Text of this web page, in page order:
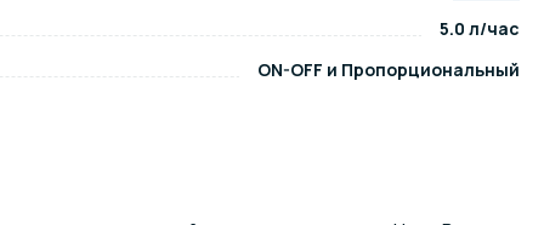
5.0 л/час
ON-OFF и Пропорциональный